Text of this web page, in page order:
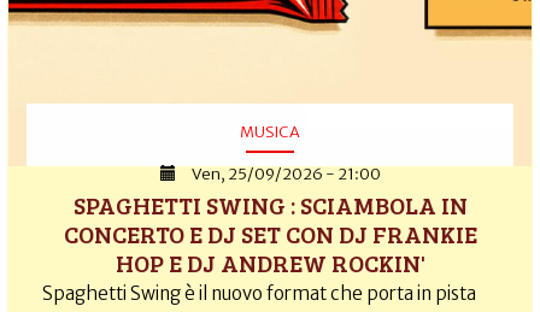
MUSICA
Ven, 25/09/2026 - 21:00
SPAGHETTI SWING : SCIAMBOLA IN
CONCERTO E DJ SET CON DJ FRANKIE
HOP E DJ ANDREW ROCKIN'
Spaghetti Swing è il nuovo format che porta in pista